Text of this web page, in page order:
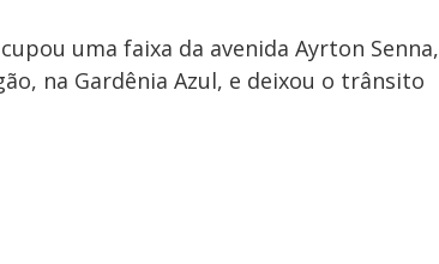
uma faixa da avenida Ayrton Senna,
na Gardênia Azul, e deixou o trânsito